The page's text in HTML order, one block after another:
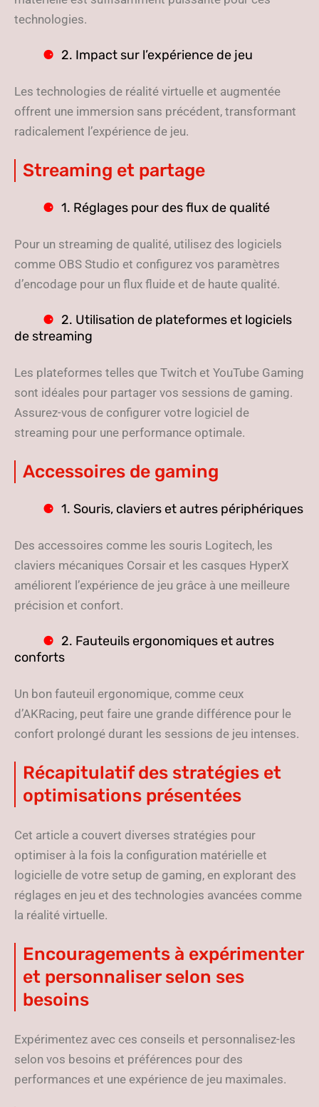
technologies.
2. Impact sur l’expérience de jeu
Les technologies de réalité virtuelle et augmentée
offrent une immersion sans précédent, transformant
radicalement l’expérience de jeu.
Streaming et partage
1. Réglages pour des flux de qualité
Pour un streaming de qualité, utilisez des logiciels
comme OBS Studio et configurez vos paramètres
d’encodage pour un flux fluide et de haute qualité.
2. Utilisation de plateformes et logiciels
de streaming
Les plateformes telles que Twitch et YouTube Gaming
sont idéales pour partager vos sessions de gaming.
Assurez-vous de configurer votre logiciel de
streaming pour une performance optimale.
Accessoires de gaming
1. Souris, claviers et autres périphériques
Des accessoires comme les souris Logitech, les
claviers mécaniques Corsair et les casques HyperX
améliorent l’expérience de jeu grâce à une meilleure
précision et confort.
2. Fauteuils ergonomiques et autres
conforts
Un bon fauteuil ergonomique, comme ceux
d’AKRacing, peut faire une grande différence pour le
confort prolongé durant les sessions de jeu intenses.
Récapitulatif des stratégies et
optimisations présentées
Cet article a couvert diverses stratégies pour
optimiser à la fois la configuration matérielle et
logicielle de votre setup de gaming, en explorant des
réglages en jeu et des technologies avancées comme
la réalité virtuelle.
Encouragements à expérimenter
et personnaliser selon ses
besoins
Expérimentez avec ces conseils et personnalisez-les
selon vos besoins et préférences pour des
performances et une expérience de jeu maximales.